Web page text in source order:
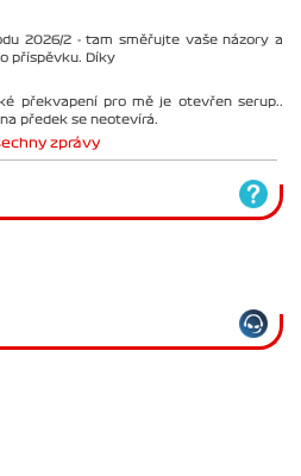
2026/2 - tam směřujte vaše názory a
příspěvku. Díky
překvapení pro mě je otevřen serup..
předek se neotevírá.
zprávy